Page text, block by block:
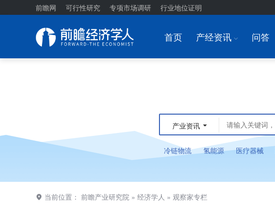
前瞻网 可行性研究 专项市场调研 行业地位证明
首页 产经资讯 I 问答
产业资讯
冷链物流 氢能源 医疗器械
当前位置： 前瞻产业研究院 » 经济学人 » 观察家专栏